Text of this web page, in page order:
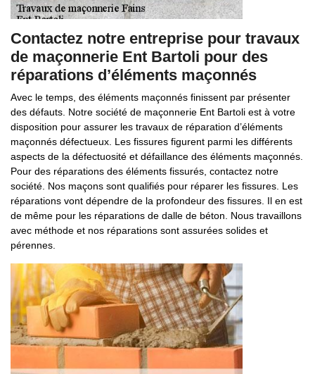
Contactez notre entreprise pour travaux
de maçonnerie Ent Bartoli pour des
réparations d’éléments maçonnés
Avec le temps, des éléments maçonnés finissent par présenter
des défauts. Notre société de maçonnerie Ent Bartoli est à votre
disposition pour assurer les travaux de réparation d’éléments
maçonnés défectueux. Les fissures figurent parmi les différents
aspects de la défectuosité et défaillance des éléments maçonnés.
Pour des réparations des éléments fissurés, contactez notre
société. Nos maçons sont qualifiés pour réparer les fissures. Les
réparations vont dépendre de la profondeur des fissures. Il en est
de même pour les réparations de dalle de béton. Nous travaillons
avec méthode et nos réparations sont assurées solides et
pérennes.